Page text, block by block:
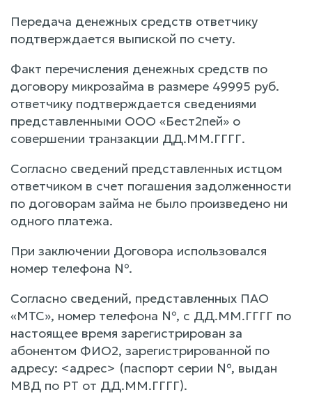
Передача денежных средств ответчику
подтверждается выпиской по счету.
Факт перечисления денежных средств по
договору микрозайма в размере 49995 руб.
ответчику подтверждается сведениями
представленными ООО «Бест2пей» о
совершении транзакции ДД.ММ.ГГГГ.
Согласно сведений представленных истцом
ответчиком в счет погашения задолженности
по договорам займа не было произведено ни
одного платежа.
При заключении Договора использовался
номер телефона №.
Согласно сведений, представленных ПАО
«МТС», номер телефона №, с ДД.ММ.ГГГГ по
настоящее время зарегистрирован за
абонентом ФИО2, зарегистрированной по
адресу: <адрес> (паспорт серии №, выдан
МВД по РТ от ДД.ММ.ГГГГ).